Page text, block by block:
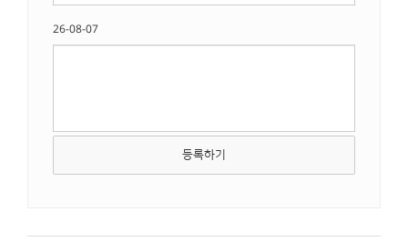
26-08-07
등록하기